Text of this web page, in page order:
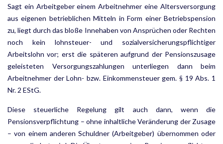
Sagt ein Arbeitgeber einem Arbeitnehmer eine Altersversorgung
aus eigenen betrieblichen Mitteln in Form einer Betriebspension
zu, liegt durch das bloße Innehaben von Ansprüchen oder Rechten
noch kein lohn­steuer- und sozialversicherungspflichtiger
Arbeitslohn vor; erst die späteren aufgrund der Pensionszusage
geleisteten Versorgungszahlungen unterliegen dann beim
Arbeitnehmer der Lohn- bzw. Einkommensteuer gem. § 19 Abs. 1
Nr. 2 EStG.
Diese steuerliche Regelung gilt auch dann, wenn die
Pensionsverpflichtung – ohne inhaltliche Veränderung der Zusage
– von einem anderen Schuldner (Arbeitgeber) übernommen oder